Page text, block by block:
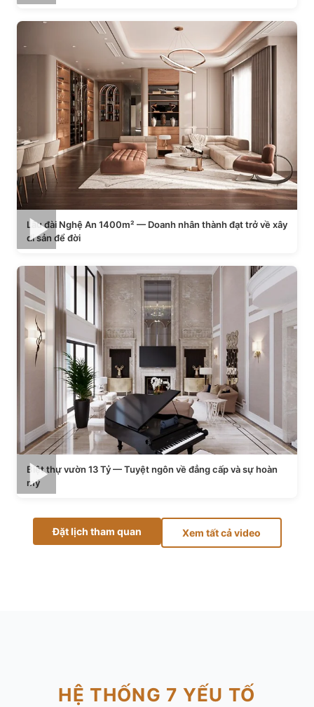
Lâu đài Nghệ An 1400m² — Doanh nhân thành đạt trở về xây
di sản để đời
Biệt thự vườn 13 Tỷ — Tuyệt ngôn về đẳng cấp và sự hoàn
mỹ
Đặt lịch tham quan Xem tất cả video
HỆ THỐNG 7 YẾU TỐ